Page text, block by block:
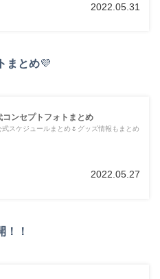
2022.05.31
まとめ💜
コンセプトフォトまとめ
式スケジュールまとめ🌷グッズ情報もまとめ
2022.05.27
！！